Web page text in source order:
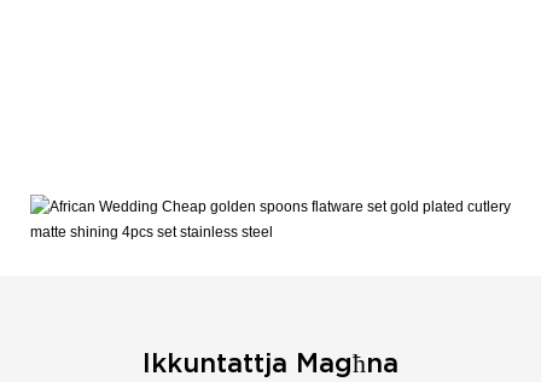
Ikkuntattja Magħna